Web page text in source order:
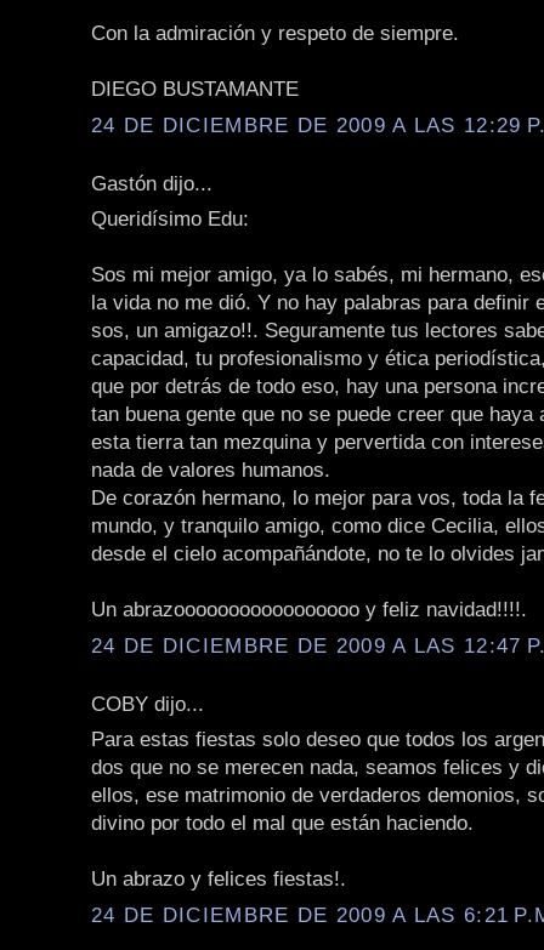
Con la admiración y respeto de siempre.
DIEGO BUSTAMANTE
24 DE DICIEMBRE DE 2009 A LAS 12:29
Gastón dijo...
Queridísimo Edu:
Sos mi mejor amigo, ya lo sabés, mi hermano,
la vida no me dió. Y no hay palabras para definir
sos, un amigazo!!. Seguramente tus lectores
capacidad, tu profesionalismo y ética
que por detrás de todo eso, hay una persona
tan buena gente que no se puede creer que haya
esta tierra tan mezquina y pervertida con
nada de valores humanos.
De corazón hermano, lo mejor para vos, toda la
mundo, y tranquilo amigo, como dice Cecilia,
desde el cielo acompañándote, no te lo olvides
Un abrazooooooooooooooooo y feliz navidad!!!!.
24 DE DICIEMBRE DE 2009 A LAS 12:47
COBY dijo...
Para estas fiestas solo deseo que todos los
dos que no se merecen nada, seamos felices y
ellos, ese matrimonio de verdaderos demonios,
divino por todo el mal que están haciendo.
Un abrazo y felices fiestas!.
24 DE DICIEMBRE DE 2009 A LAS 6:21